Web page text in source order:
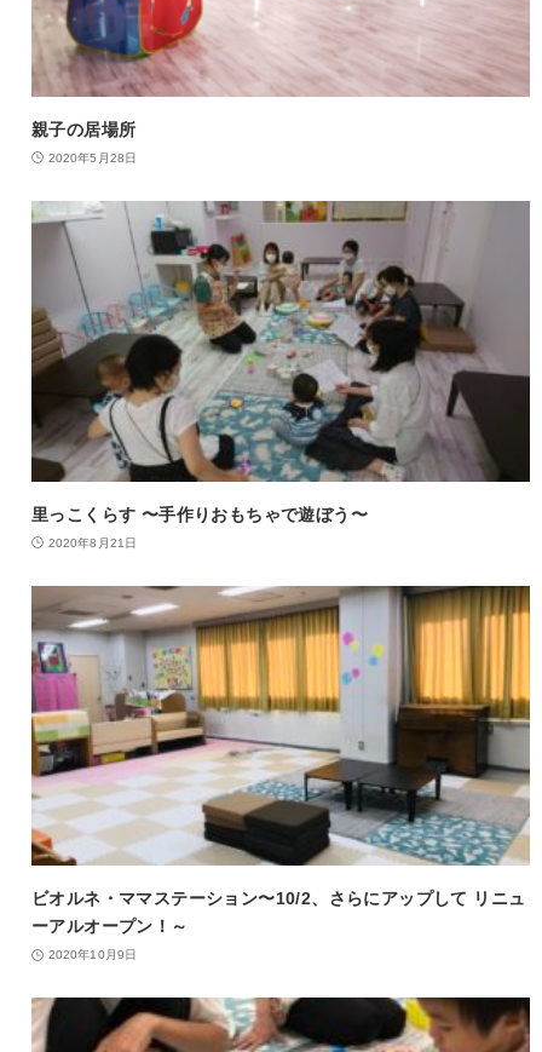
親子の居場所
2020年5月28日
里っこくらす 〜手作りおもちゃで遊ぼう〜
2020年8月21日
ビオルネ・ママステーション〜10/2、さらにアップして リニュ
ーアルオープン！～
2020年10月9日